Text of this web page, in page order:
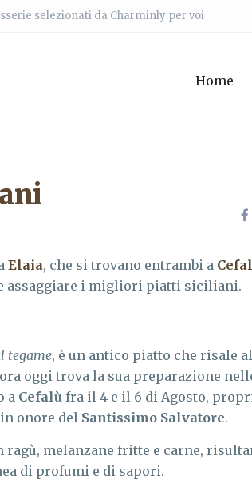
selezionati da Charminly per voi
Home
Elaia, che si trovano entrambi a
assaggiare i migliori piatti siciliani.
tegame, è un antico piatto che risale
oggi trova la sua preparazione
a Cefalù fra il 4 e il 6 di Agosto,
onore del Santissimo Salvatore.
ragù, melanzane fritte e carne,
di profumi e di sapori.